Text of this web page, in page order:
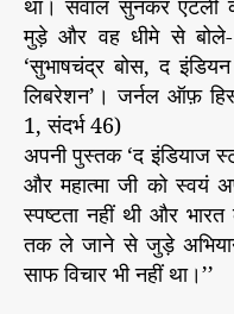
था। सवाल सुनकर एटली
मुड़े और वह धीमे से बोले-
‘सुभाषचंद्र बोस, द
लिबरेशन’। जर्नल ऑफ़
1, संदर्भ 46)
अपनी पुस्तक ‘द इंडियाज
और महात्मा जी को स्वयं
स्पष्टता नहीं थी और
तक ले जाने से जुड़े
साफ विचार भी नहीं था।’’